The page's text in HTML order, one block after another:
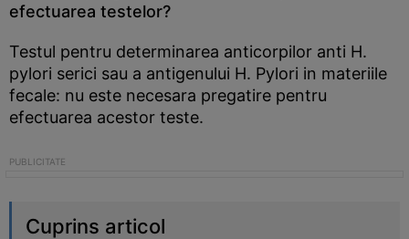
efectuarea testelor?
Testul pentru determinarea anticorpilor anti H.
pylori serici sau a antigenului H. Pylori in materiile
fecale: nu este necesara pregatire pentru
efectuarea acestor teste.
Cuprins articol